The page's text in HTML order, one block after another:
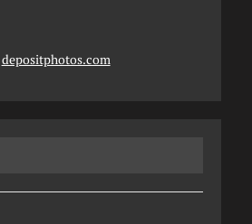
depositphotos.com